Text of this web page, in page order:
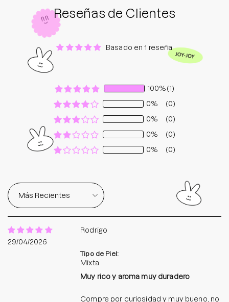
Reseñas de Clientes
Basado en 1 reseña
100%(1)
0%
(0)
0%
(0)
0%
(0)
0%
(0)
Sort by
29/04/2026
Rodrigo
Tipo de Piel:
Mixta
Muy rico y aroma muy duradero
Compre por curiosidad y muy bueno, no